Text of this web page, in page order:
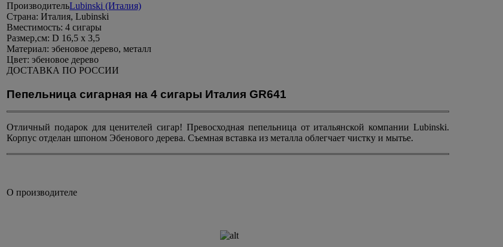
ПроизводительLubinski (Италия)
Страна: Италия, Lubinski
Вместимость: 4 сигары
Размер,см: D 16,5 x 3,5
Материал: эбеновое дерево, металл
Цвет: эбеновое дерево
ДОСТАВКА ПО РОССИИ
Пепельница сигарная на 4 сигары Италия GR641
Отличный подарок для ценителей сигар! Превосходная пепельница от итальянской компании Lubinski.
Корпус отделан шпоном Эбенового дерева. Съемная вставка из металла облегчает чистку и мытье.
О производителе